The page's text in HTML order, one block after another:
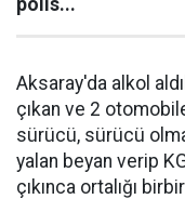
Aksaray'da alkol
çıkan ve 2
sürücü, sürücü
yalan beyan verip
çıkınca ortalığı